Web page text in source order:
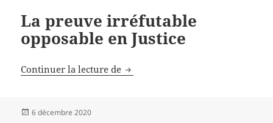
La preuve irréfutable
opposable en Justice
Continuer la lecture de Il y actuellement deux prix de
Publié
6 décembre 2020